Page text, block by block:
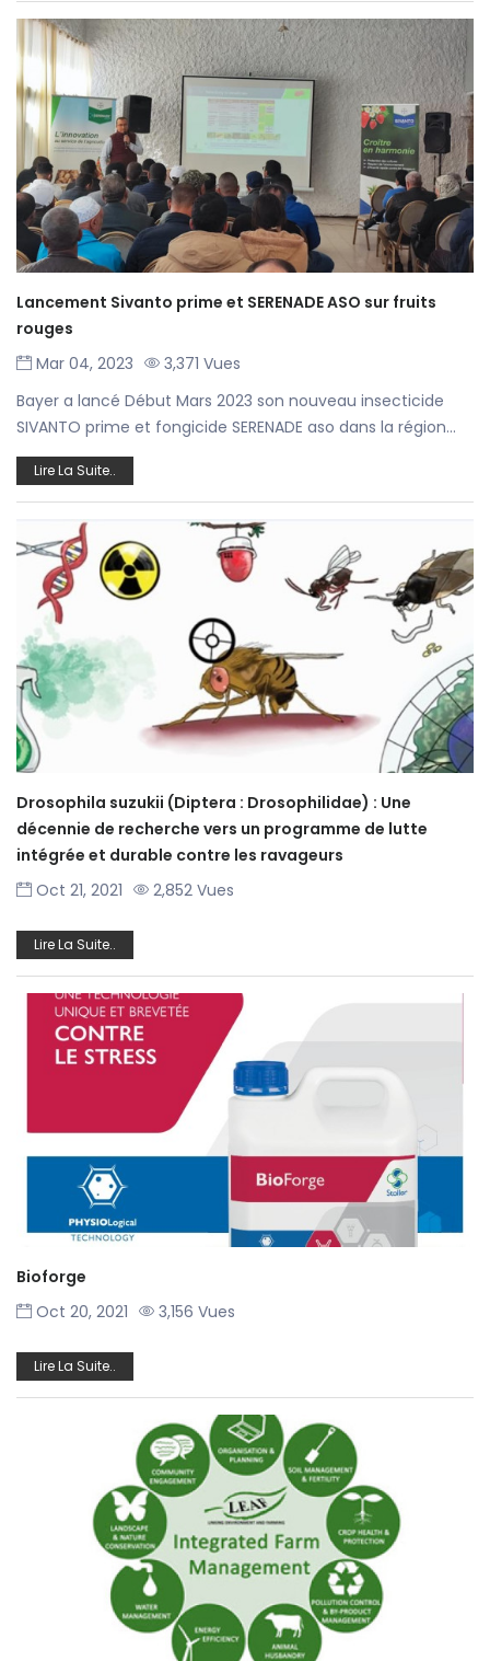
Lancement Sivanto prime et SERENADE ASO sur fruits
rouges
Mar 04, 2023
3,371 Vues
Bayer a lancé Début Mars 2023 son nouveau insecticide
SIVANTO prime et fongicide SERENADE aso dans la région...
Lire La Suite..
Drosophila suzukii (Diptera : Drosophilidae) : Une
décennie de recherche vers un programme de lutte
intégrée et durable contre les ravageurs
Oct 21, 2021
2,852 Vues
Lire La Suite..
Bioforge
Oct 20, 2021
3,156 Vues
Lire La Suite..